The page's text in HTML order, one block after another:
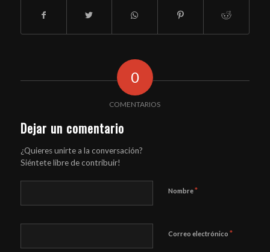
0
COMENTARIOS
Dejar un comentario
¿Quieres unirte a la conversación?
Siéntete libre de contribuir!
Nombre*
Correo electrónico *